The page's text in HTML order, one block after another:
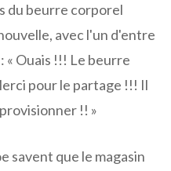
du beurre corporel
avec l'un d'entre
« Ouais !!! Le beurre
pour le partage !!! Il
!! »
savent que le magasin